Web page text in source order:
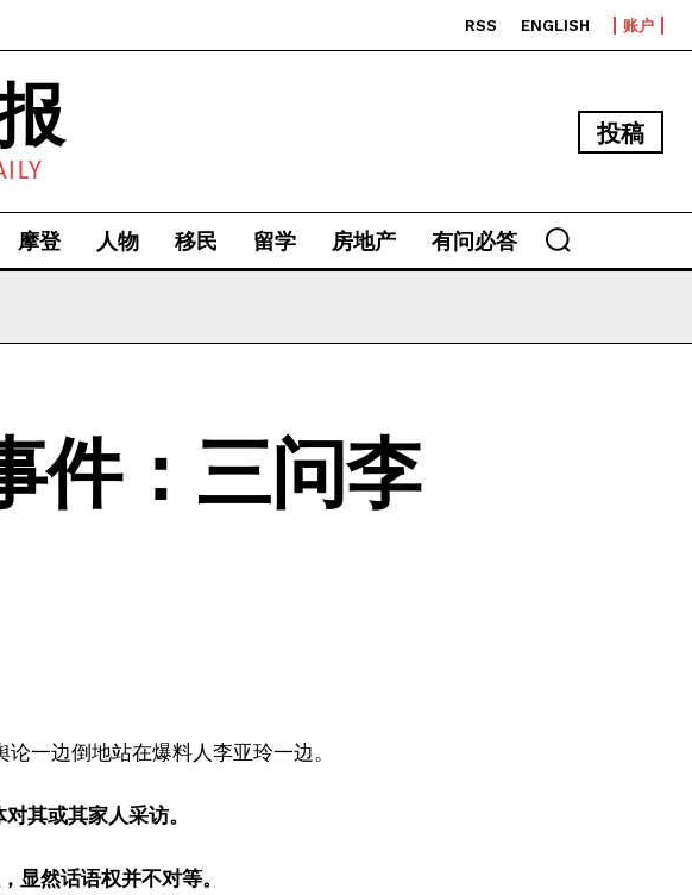
RSS ENGLISH 账户
投稿
摩登 人物 移民 留学 房地产 有问必答
件：三问李
一边倒地站在爆料人李亚玲一边。
其或其家人采访。
显然话语权并不对等。